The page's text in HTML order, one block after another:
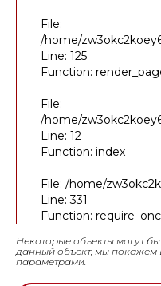
File:
/home/
Line: 125
Function:
File:
/home/
Line: 12
Function: index
File: /home/
Line: 331
Function:
Некоторые объекты могут
данный объект, мы покажем
параметрами.